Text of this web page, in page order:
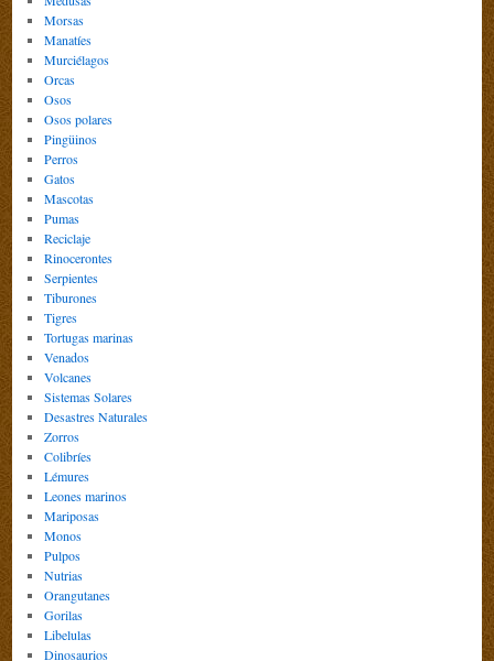
Morsas
Manatíes
Murciélagos
Orcas
Osos
Osos polares
Pingüinos
Perros
Gatos
Mascotas
Pumas
Reciclaje
Rinocerontes
Serpientes
Tiburones
Tigres
Tortugas marinas
Venados
Volcanes
Sistemas Solares
Desastres Naturales
Zorros
Colibríes
Lémures
Leones marinos
Mariposas
Monos
Pulpos
Nutrias
Orangutanes
Gorilas
Libelulas
Dinosaurios